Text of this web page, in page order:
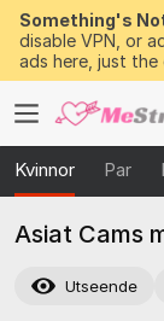
Something's
disable VPN, or
ads here, just
Kvinnor Par
Asiat Cams
Utseende